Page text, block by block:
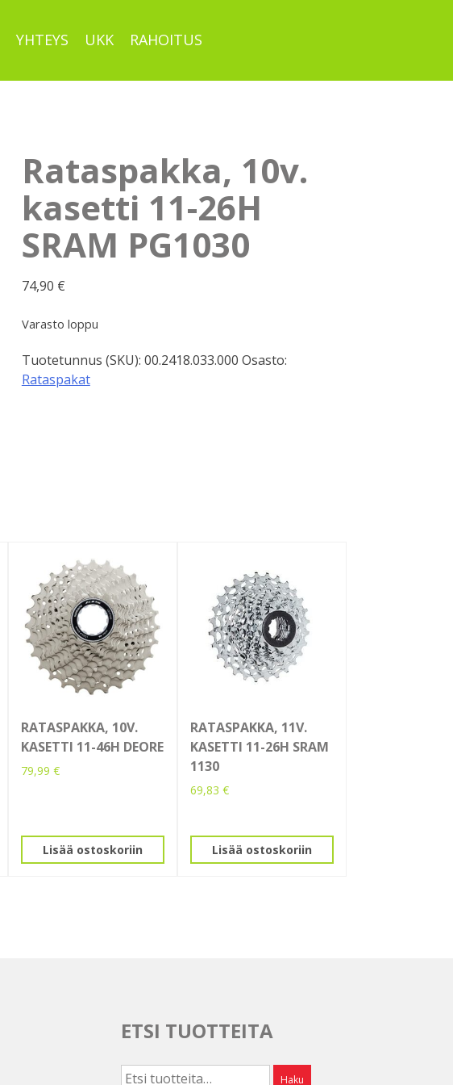
YHTEYS UKK RAHOITUS
Rataspakka, 10v.
kasetti 11-26H
SRAM PG1030
74,90 €
Varasto loppu
Tuotetunnus (SKU): 00.2418.033.000 Osasto:
Rataspakat
RATASPAKKA, 10V.
KASETTI 11-46H DEORE
79,99 €
Lisää ostoskoriin
RATASPAKKA, 11V.
KASETTI 11-26H SRAM
1130
69,83 €
Lisää ostoskoriin
ETSI TUOTTEITA
Etsi: Haku